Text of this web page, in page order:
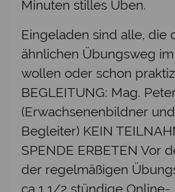
Minuten stilles Üben.
Eingeladen sind alle, die
ähnlichen Übungsweg
wollen oder schon
BEGLEITUNG: Mag.
(Erwachsenenbildner
Begleiter) KEIN
SPENDE ERBETEN Vor
der regelmäßigen
ca 1 1/2 stündige Online-